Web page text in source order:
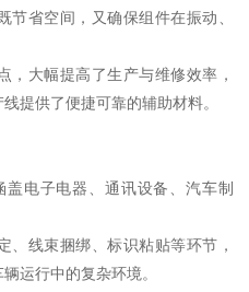
省空间，又确保组件在振动、
，大幅提高了生产与维修效率，
提供了便捷可靠的辅助材料。
电子电器、通讯设备、汽车制
、线束捆绑、标识粘贴等环节，
运行中的复杂环境。